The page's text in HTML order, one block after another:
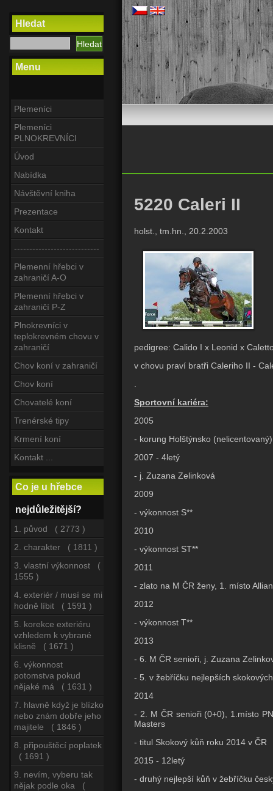
Hledat
Menu
Plemeníci
Plemeníci
PLNOKREVNÍCI
Úvod
Nabídka
Návštěvní kniha
Prezentace
Kontakt
----------------------------
Plemenní hřebci v
zahraničí A-O
Plemenní hřebci v
zahraničí P-Z
Plnokrevníci v
teplokrevném chovu v
zahraničí
Chov koní v zahraničí
Chov koní
Chovatelé koní
Trenérské tipy
Krmení koní
Kontakt ...
Co je u hřebce
nejdůležitější?
1. původ ( 2773 )
2. charakter ( 1811 )
3. vlastní výkonnost (
1555 )
4. exteriér / musí se mi
hodně líbit ( 1591 )
5. korekce exteriéru
vzhledem k vybrané
klisně ( 1671 )
6. výkonnost
potomstva pokud
nějaké má ( 1631 )
7. hlavně když je blízko
nebo znám dobře jeho
majitele ( 1846 )
8. připouštěcí poplatek
( 1691 )
9. nevím, vyberu tak
nějak podle oka (
5220 Caleri II
holst., tm.hn., 20.2.2003
pedigree: Calido I x Leonid x
v chovu praví bratři Caleriho II -
Sportovní kariéra:
2005
- korung Holštýnsko (nelicentovaný)
2007 - 4letý
- j. Zuzana Zelinková
2009
- výkonnost S**
2010
- výkonnost ST**
2011
- zlato na M ČR ženy, 1. místo
2012
- výkonnost T**
2013
- 6. M ČR senioři, j. Zuzana
- 5. v žebříčku nejlepších
2014
- 2. M ČR senioři (0+0)
1.místo
Masters
- titul Skokový kůň roku 2014 v ČR
2015 - 12letý
- druhý nejlepší kůň v žebříčku